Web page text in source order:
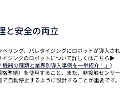
と安全の両立
リング、パレタイジングにロボットが導入され
イジングのロボットについて詳しくはこちら▶
器の種類と業界別導入事例を一挙紹介！」 ）
準拠）を使用すること、また、非接触センサー
自動停止するように設計することが重要です。